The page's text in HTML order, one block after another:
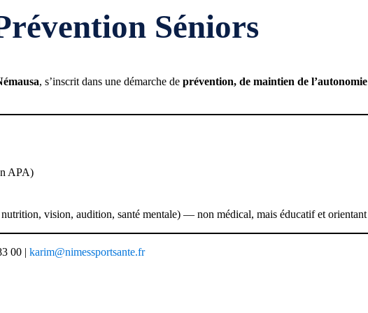
Séniors
, s’inscrit dans une démarche de prévention, de maintien de l’autonomie
APA)
vision, audition, santé mentale) — non médical, mais éducatif et orientant
00 | karim@nimessportsante.fr